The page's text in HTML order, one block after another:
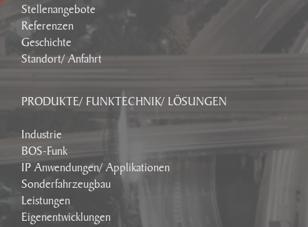
Stellenangebote
Referenzen
Geschichte
Standort/ Anfahrt
PRODUKTE/ FUNKTECHNIK/ LÖSUNGEN
Industrie
BOS-Funk
IP Anwendungen/ Applikationen
Sonderfahrzeugbau
Leistungen
Eigenentwicklungen